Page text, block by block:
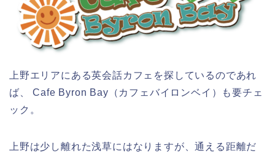
上野エリアにある英会話カフェを探しているのであれ
ば、 Cafe Byron Bay（カフェバイロンベイ）も要チェ
ック。
上野は少し離れた浅草にはなりますが、通える距離だ